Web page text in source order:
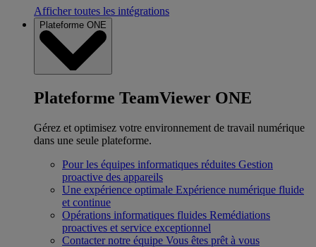
Afficher toutes les intégrations
Plateforme ONE
Plateforme TeamViewer ONE
Gérez et optimisez votre environnement de travail numérique
dans une seule plateforme.
Pour les équipes informatiques réduites Gestion
proactive des appareils
Une expérience optimale Expérience numérique fluide
et continue
Opérations informatiques fluides Remédiations
proactives et service exceptionnel
Contacter notre équipe Vous êtes prêt à vous